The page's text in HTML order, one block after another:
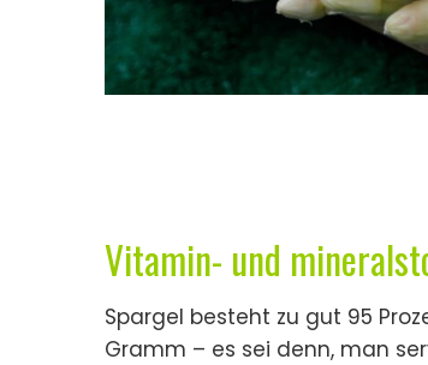
Vitamin- und
Spargel besteht zu gut 95
Gramm – es sei denn, man